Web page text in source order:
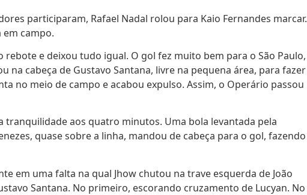
participaram, Rafael Nadal rolou para Kaio Fernandes marcar.
em campo.
e deixou tudo igual. O gol fez muito bem para o São Paulo,
cabeça de Gustavo Santana, livre na pequena área, para fazer
no meio de campo e acabou expulso. Assim, o Operário passou
aos quatro minutos. Uma bola levantada pela
quase sobre a linha, mandou de cabeça para o gol, fazendo
em uma falta na qual Jhow chutou na trave esquerda de João
Santana. No primeiro, escorando cruzamento de Lucyan. No